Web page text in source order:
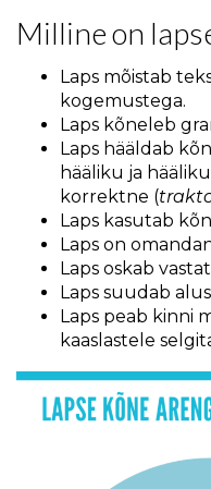
Milline on
Laps mõistab
kogemustega.
Laps kõneleb
Laps hääldab
hääliku ja
korrektne (
Laps kasutab
Laps on
Laps oskab
Laps suudab
Laps peab kinni
kaaslastele